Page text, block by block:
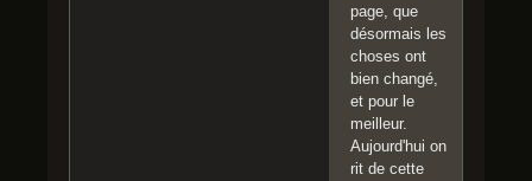
page, que
désormais les
choses ont
bien changé,
et pour le
meilleur.
Aujourd'hui on
rit de cette